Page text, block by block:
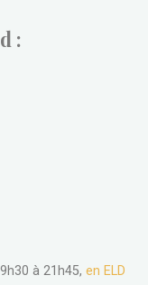
:
à 21h45, en ELD